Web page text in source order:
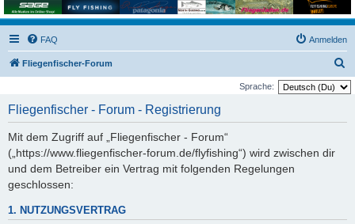
FAQ Anmelden
Fliegenfischer-Forum
u
Sprache:
Fliegenfischer - Forum - Registrierung
Mit dem Zugriff auf „Fliegenfischer - Forum“
(„https://www.fliegenfischer-forum.de/flyfishing“) wird zwischen dir
und dem Betreiber ein Vertrag mit folgenden Regelungen
geschlossen:
1. NUTZUNGSVERTRAG